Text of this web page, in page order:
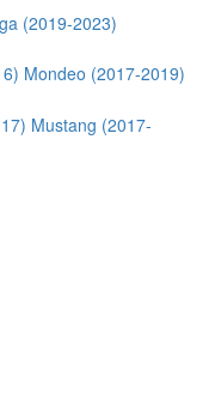
(2019-2023)
Mondeo (2017-2019)
Mustang (2017-